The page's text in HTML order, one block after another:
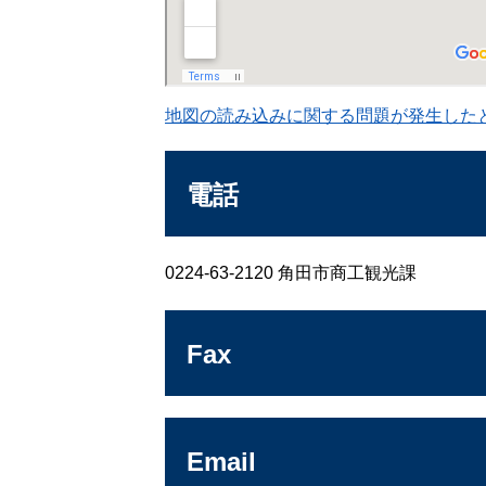
地図の読み込みに関する問題が発生した
電話
0224-63-2120 角田市商工観光課
Fax
Email